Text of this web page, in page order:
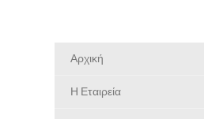
Αρχική
Η Εταιρεία